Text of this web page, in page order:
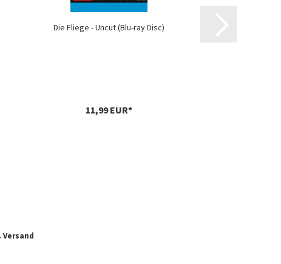
Die Fliege - Uncut (Blu-ray Disc)
11,99 EUR*
Versand